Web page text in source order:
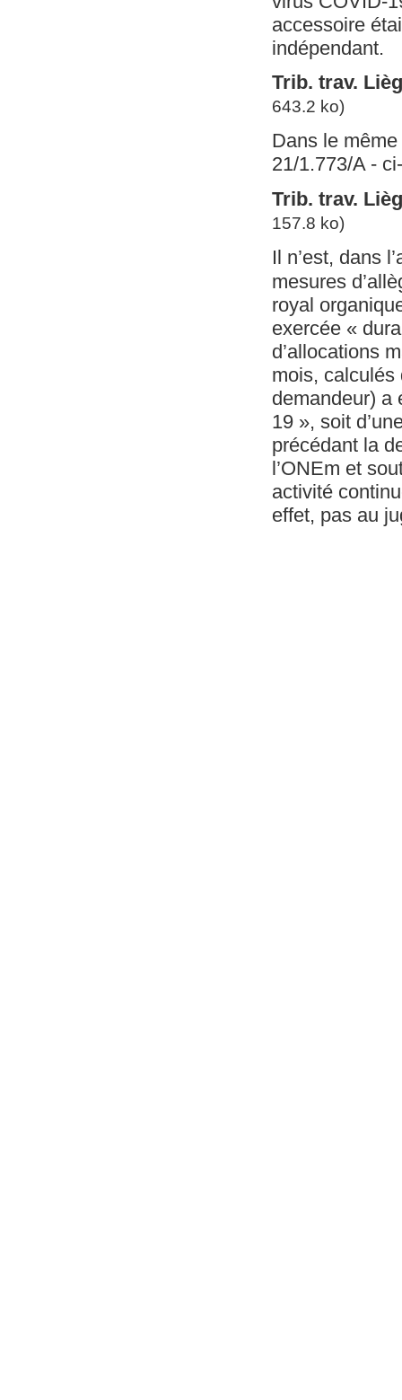
accessoire
indépendant.
Trib. trav.
643.2 ko)
Dans le
21/1.773/A -
Trib. trav.
157.8 ko)
Il n’est, dans
mesures
royal
exercée «
d’allocations
mois, calculés
demandeur) a
19 », soit
précédant la
l’ONEm et
activité
effet, pas au